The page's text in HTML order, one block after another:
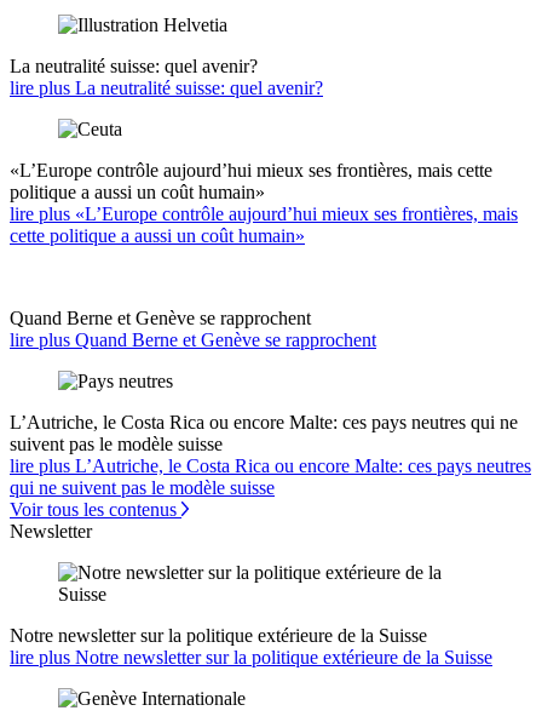
La neutralité suisse: quel avenir?
lire plus La neutralité suisse: quel avenir?
«L’Europe contrôle aujourd’hui mieux ses frontières, mais cette
politique a aussi un coût humain»
lire plus «L’Europe contrôle aujourd’hui mieux ses frontières, mais
cette politique a aussi un coût humain»
Quand Berne et Genève se rapprochent
lire plus Quand Berne et Genève se rapprochent
L’Autriche, le Costa Rica ou encore Malte: ces pays neutres qui ne
suivent pas le modèle suisse
lire plus L’Autriche, le Costa Rica ou encore Malte: ces pays neutres
qui ne suivent pas le modèle suisse
Voir tous les contenus
Newsletter
Notre newsletter sur la politique extérieure de la Suisse
lire plus Notre newsletter sur la politique extérieure de la Suisse